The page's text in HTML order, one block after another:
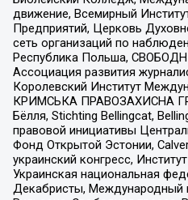
движение, Всемирный
Предприятий, Церковь
сеть организаций по
Республика Польша,
Ассоциация развития
Королевский Институт
КРИМСЬКА ПРАВОЗАХИСНА
Бёлля, Stichting Bellingcat,
правовой инициативы
Фонд Открытой Эстонии,
украинский конгресс,
Украинская национальная
Декабристы, Международный